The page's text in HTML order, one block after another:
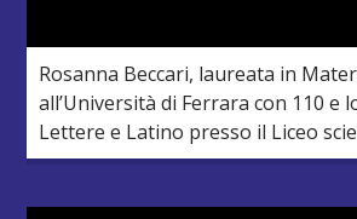
Rosanna Beccari, laureata in
all’Università di Ferrara con 110 e
Lettere e Latino presso il Liceo
Paleocapa” di Rovigo, dove nel